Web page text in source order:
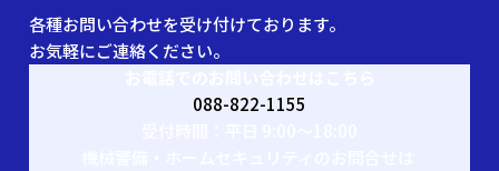
各種お問い合わせを受け付けております。
お気軽にご連絡ください。
088-822-1155